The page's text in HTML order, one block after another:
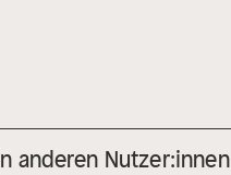
anderen Nutzer:innen